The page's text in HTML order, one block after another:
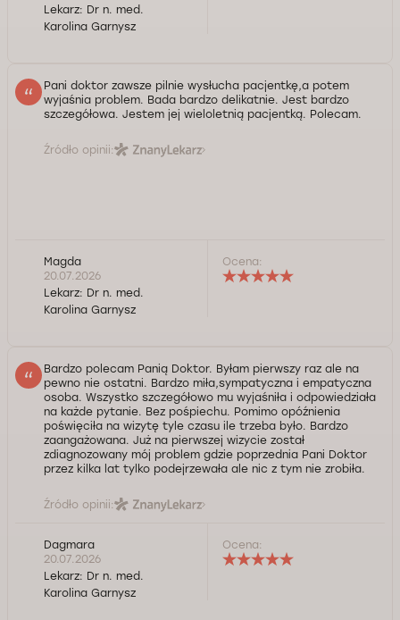
Lekarz: Dr n. med.
Karolina Garnysz
Pani doktor zawsze pilnie wysłucha pacjentkę,a potem
wyjaśnia problem. Bada bardzo delikatnie. Jest bardzo
szczegółowa. Jestem jej wieloletnią pacjentką. Polecam.
Źródło opinii:
Magda
20.07.2026
Lekarz: Dr n. med.
Karolina Garnysz
Ocena:
Bardzo polecam Panią Doktor. Byłam pierwszy raz ale na
pewno nie ostatni. Bardzo miła,sympatyczna i empatyczna
osoba. Wszystko szczegółowo mu wyjaśniła i odpowiedziała
na każde pytanie. Bez pośpiechu. Pomimo opóźnienia
poświęciła na wizytę tyle czasu ile trzeba było. Bardzo
zaangażowana. Już na pierwszej wizycie został
zdiagnozowany mój problem gdzie poprzednia Pani Doktor
przez kilka lat tylko podejrzewała ale nic z tym nie zrobiła.
Źródło opinii:
Dagmara
20.07.2026
Lekarz: Dr n. med.
Karolina Garnysz
Ocena: